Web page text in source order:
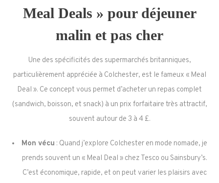
Meal Deals » pour déjeuner
malin et pas cher
Une des spécificités des supermarchés britanniques,
particulièrement appréciée à Colchester, est le fameux « Meal
Deal ». Ce concept vous permet d’acheter un repas complet
(sandwich, boisson, et snack) à un prix forfaitaire très attractif,
souvent autour de 3 à 4 £.
Mon vécu : Quand j’explore Colchester en mode nomade, je
prends souvent un « Meal Deal » chez Tesco ou Sainsbury’s.
C’est économique, rapide, et on peut varier les plaisirs avec